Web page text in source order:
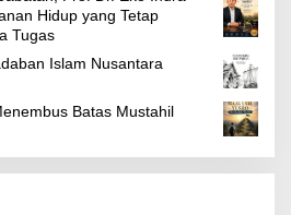
Hidup yang Tetap
Tugas
Islam Nusantara
Batas Mustahil